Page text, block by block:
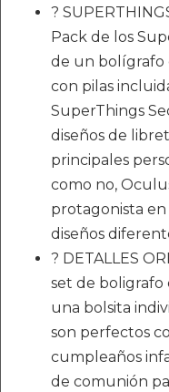
?
Pack de los
de un bolígrafo
con pilas
SuperThings
diseños de
principales
como no,
protagonista
diseños
? DETALLES
set de boligrafo
una bolsita
son perfectos
cumpleaños
de comunión